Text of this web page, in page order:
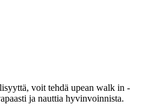
voit tehdä upean walk in -
ja nauttia hyvinvoinnista.